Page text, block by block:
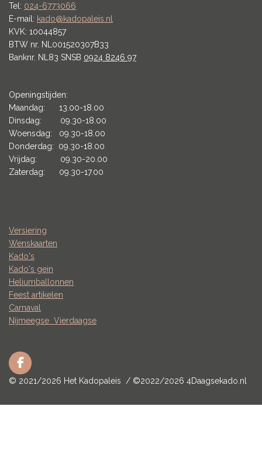
Tel: 024-6773066
E-mail: kado@kadopaleis.nl
KVK: 10044857
BTW nr. NL001520307B33
Banknr. NL83 SNSB 0924 8246 97
Openingstijden:
Maandag: 13.00-18.00
Dinsdag: 09.30-18.00
Woensdag: 09.30-18.00
Donderdag: 09.30-18.00
Vrijdag: 09.30-20.00
Zaterdag: 09.30-17.00
Versiering
Wenskaarten
Kado's
Kado's gein
Heliumballonnen
Feest artikelen
Carnaval
Nijmeegse Vierdaagse
F
a
© 2021/2026 Het Kadopaleis / ©2022/2026 4Daagsekado.nl